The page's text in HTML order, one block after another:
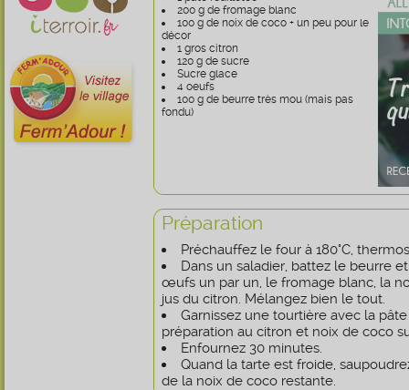
200 g de fromage blanc
100 g de noix de coco + un peu pour le
décor
1 gros citron
120 g de sucre
Sucre glace
4 oeufs
100 g de beurre très mou (mais pas
fondu)
Préparation
Préchauffez le four à 180°C,
Dans un saladier, battez le beurre
œufs un par un, le fromage blanc, la
jus du citron. Mélangez bien le tout.
Garnissez une tourtière avec la
préparation au citron et noix de coco
Enfournez 30 minutes.
Quand la tarte est froide,
de la noix de coco restante.